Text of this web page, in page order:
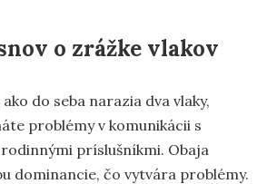
o zrážke vlakov
do seba narazia dva vlaky,
problémy v komunikácii s
príslušníkmi. Obaja
dominancie, čo vytvára problémy.